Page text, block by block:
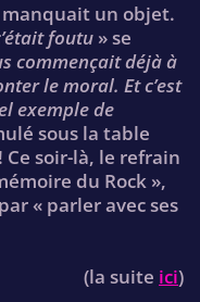
un objet.
foutu » se
commençait déjà à
le moral. Et c’est
exemple de
sous la table
Ce soir-là, le refrain
du Rock »,
par « parler avec ses
(la suite ici)